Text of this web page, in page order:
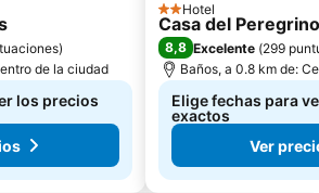
)
de la ciudad
los precios
2 Estrellas
Hotel
Casa del
8,8 Excelente (299
Baños, a 0.8 km de:
Elige fechas para
exactos
Ver